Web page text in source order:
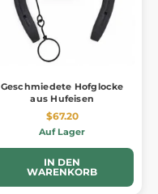
Geschmiedete Hofglocke
aus Hufeisen
$67.20
Auf Lager
IN DEN
WARENKORB